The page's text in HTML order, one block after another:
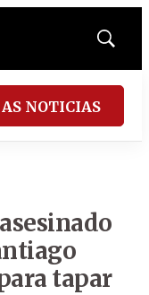
Mostrar
NOTICIAS
tapar